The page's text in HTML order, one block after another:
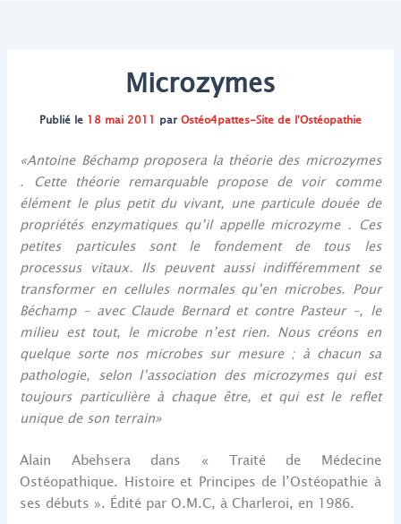
Microzymes
Publié le 18 mai 2011 parOstéo4pattes-Site de l'Ostéopathie
«Antoine Béchamp proposera la théorie des microzymes
. Cette théorie remarquable propose de voir comme
élément le plus petit du vivant, une particule douée de
propriétés enzymatiques qu’il appelle microzyme . Ces
petites particules sont le fondement de tous les
processus vitaux. Ils peuvent aussi indifféremment se
transformer en cellules normales qu’en microbes. Pour
Béchamp – avec Claude Bernard et contre Pasteur –, le
milieu est tout, le microbe n’est rien. Nous créons en
quelque sorte nos microbes sur mesure ; à chacun sa
pathologie, selon l’association des microzymes qui est
toujours particulière à chaque être, et qui est le reflet
unique de son terrain»
Alain Abehsera dans « Traité de Médecine
Ostéopathique. Histoire et Principes de l’Ostéopathie à
ses débuts ». Édité par O.M.C, à Charleroi, en 1986.